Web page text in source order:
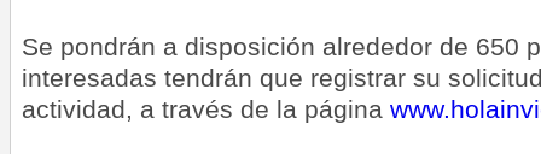
Se pondrán a disposición alrededor de 650
interesadas tendrán que registrar su
actividad, a través de la página